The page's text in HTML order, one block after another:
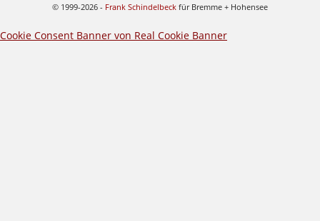
© 1999-2026 - Frank Schindelbeck für Bremme + Hohensee
Cookie Consent Banner von Real Cookie Banner